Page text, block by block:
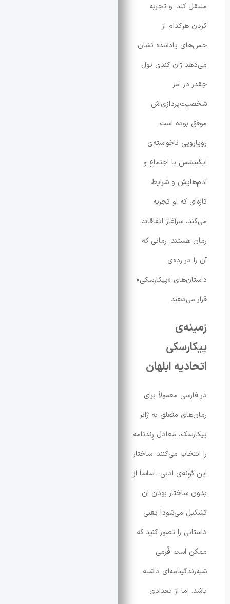
و تجربه
از
یادشده نشان
ژان کندی تول
است.
ناخواسته‌ی
با اجتماع و
و شرایط
که او تجربه
سرآغاز اتفاقات
رمانی که
«پیکارسکی»
ابلهان
معمولاً برای
متعلق به ژانر
معادل رِندنامه
می‌کنند. ساختار
ادبی، اساساً از
بودن آن
می‌شود! یعنی
را تصور کنید که
فُرمی
داشته
از تعدادی